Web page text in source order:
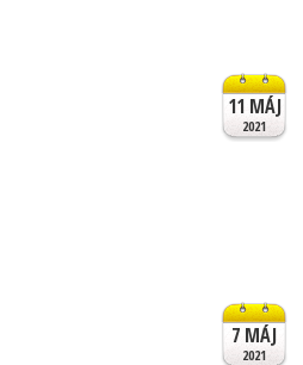
11 MÁJ
2021
7 MÁJ
2021